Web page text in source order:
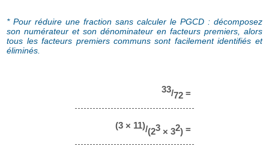
* Pour réduire une fraction sans calculer le PGCD : décomposez
son numérateur et son dénominateur en facteurs premiers, alors
tous les facteurs premiers communs sont facilement identifiés et
éliminés.
33/72 =
(3 × 11)/(23 × 32) =